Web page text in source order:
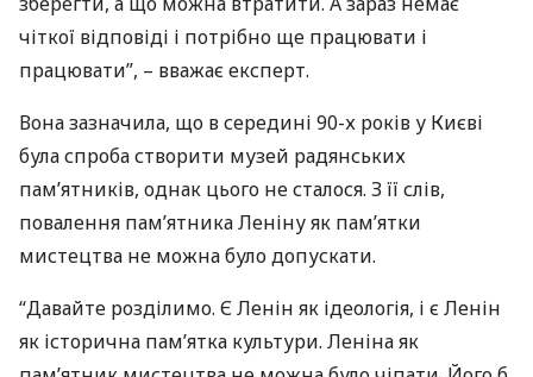
чіткої відповіді і потрібно ще працювати і
працювати”, – вважає експерт.
Вона зазначила, що в середині 90-х років у Києві
була спроба створити музей радянських
пам’ятників, однак цього не сталося. З її слів,
повалення пам’ятника Леніну як пам’ятки
мистецтва не можна було допускати.
“Давайте розділимо. Є Ленін як ідеологія, і є Ленін
як історична пам’ятка культури. Леніна як